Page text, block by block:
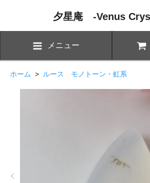
夕星庵 -Venus
メニュー
ホーム > ルース モノトーン・虹系